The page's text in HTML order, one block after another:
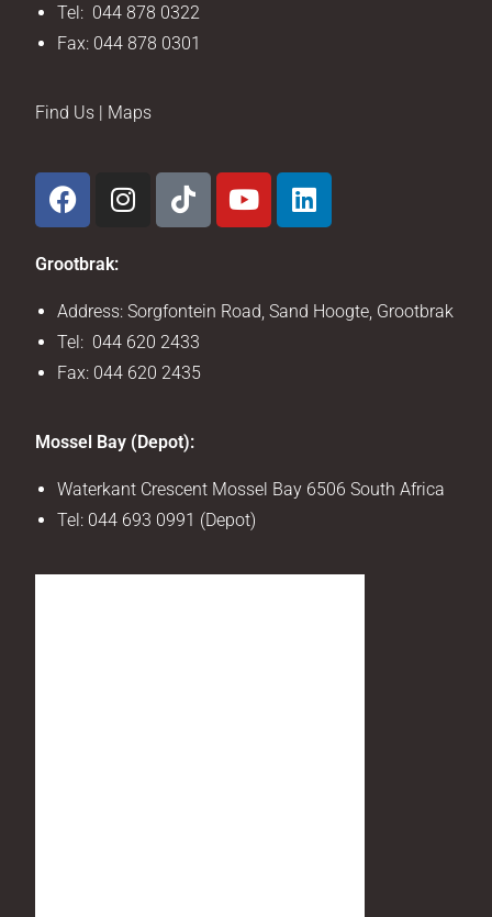
Tel: 044 878 0322
Fax: 044 878 0301
Find Us | Maps
Grootbrak:
Address: Sorgfontein Road, Sand Hoogte, Grootbrak
Tel: 044 620 2433
Fax: 044 620 2435
Mossel Bay (Depot):
Waterkant Crescent Mossel Bay 6506 South Africa
Tel: 044 693 0991 (Depot)